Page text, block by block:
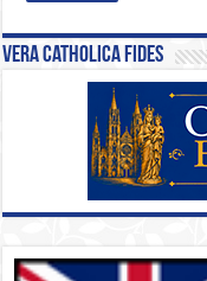
Vera Catholica Fides